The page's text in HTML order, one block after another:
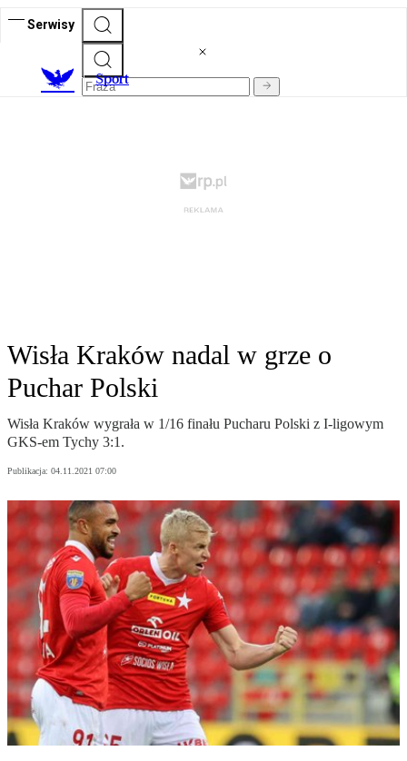
Serwisy
Sport
Wisła Kraków nadal w grze o
Puchar Polski
Wisła Kraków wygrała w 1/16 finału Pucharu Polski z I-ligowym
GKS-em Tychy 3:1.
Publikacja: 04.11.2021 07:00